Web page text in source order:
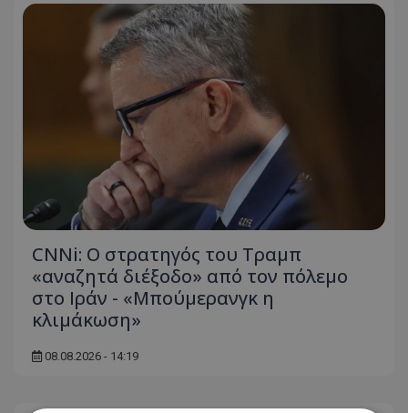
CNNi: Ο στρατηγός του Τραμπ
«αναζητά διέξοδο» από τον πόλεμο
στο Ιράν - «Μπούμερανγκ η
κλιμάκωση»
08.08.2026 - 14:19